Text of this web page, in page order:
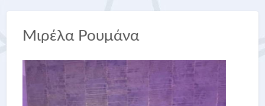
Μιρέλα Ρουμάνα